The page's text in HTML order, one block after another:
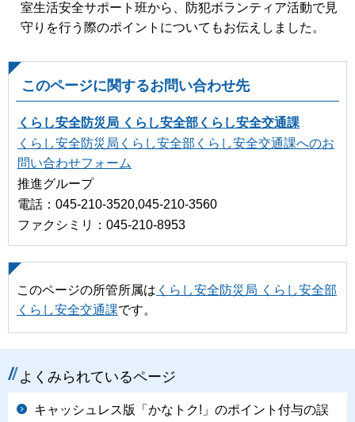
室生活安全サポート班から、防犯ボランティア活動で見
守りを行う際のポイントについてもお伝えしました。
このページに関するお問い合わせ先
くらし安全防災局 くらし安全部くらし安全交通課
くらし安全防災局くらし安全部くらし安全交通課へのお
問い合わせフォーム
推進グループ
電話：045-210-3520,045-210-3560
ファクシミリ：045-210-8953
このページの所管所属は くらし安全防災局 くらし安全部
くらし安全交通課です。
よくみられているページ
キャッシュレス版「かなトク!」のポイント付与の誤